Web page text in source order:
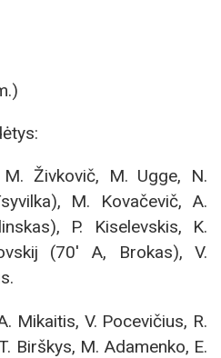
M. Živkovič, M. Ugge, N.
M. Kovačevič, A.
P. Kiselevskis, K.
(70′ A, Brokas), V.
Mikaitis, V. Pocevičius, R.
Birškys, M. Adamenko, E.